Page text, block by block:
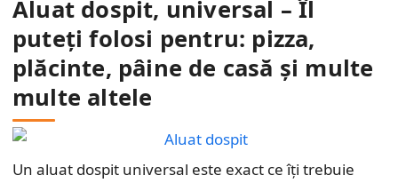
Aluat dospit, universal – Îl
puteți folosi pentru: pizza,
plăcinte, pâine de casă și multe
multe altele
Un aluat dospit universal este exact ce îți trebuie